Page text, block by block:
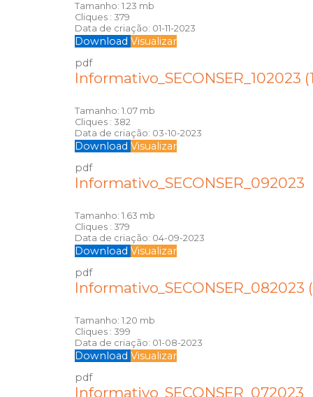
Tamanho: 1.23 mb
Cliques : 379
Data de criação: 01-11-2023
Download Visualizar
pdf
Informativo_SECONSER_102023
Tamanho: 1.07 mb
Cliques : 382
Data de criação: 03-10-2023
Download Visualizar
pdf
Informativo_SECONSER_092023
Tamanho: 1.63 mb
Cliques : 379
Data de criação: 04-09-2023
Download Visualizar
pdf
Informativo_SECONSER_082023
Tamanho: 1.20 mb
Cliques : 399
Data de criação: 01-08-2023
Download Visualizar
pdf
Informativo_SECONSER_072023